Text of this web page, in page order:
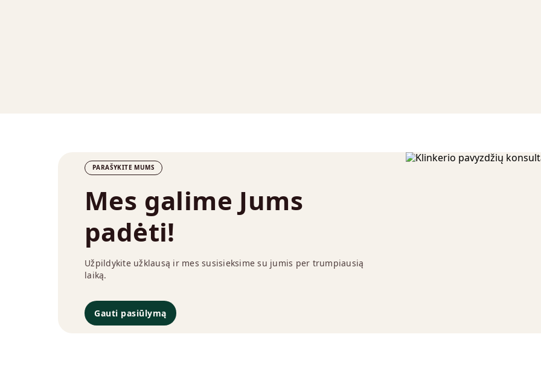
PARAŠYKITE MUMS
Mes galime Jums
padėti!
Užpildykite užklausą ir mes susisieksime su jumis per trumpiausią
laiką.
Gauti pasiūlymą